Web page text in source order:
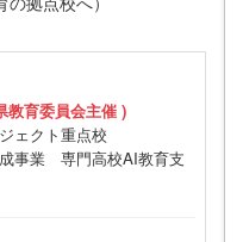
教育委員会主催 )
ェクト重点校
事業 専門高校AI教育支